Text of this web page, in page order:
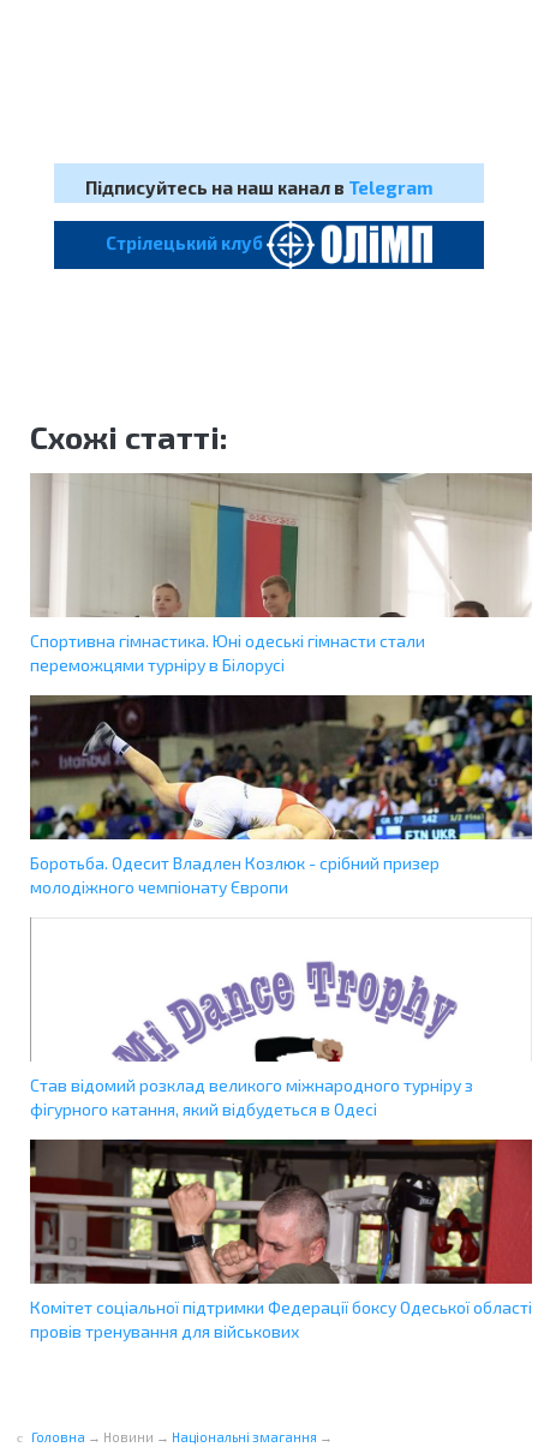
Підписуйтесь на наш канал в Telegram
Cтрілецький клуб
Схожі статті:
Спортивна гімнастика. Юні одеські гімнасти стали
переможцями турніру в Білорусі
Боротьба. Одесит Владлен Козлюк - срібний призер
молодіжного чемпіонату Європи
Став відомий розклад великого міжнародного турніру з
фігурного катання, який відбудеться в Одесі
Комітет соціальної підтримки Федерації боксу Одеської області
провів тренування для військових
Головна → Новини → Національні змагання →